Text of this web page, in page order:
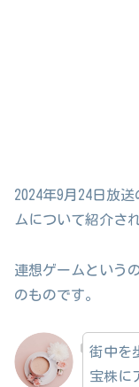
2024年9月24日放
ムについて紹介さ
連想ゲームという
のものです。
街中を
宝株に